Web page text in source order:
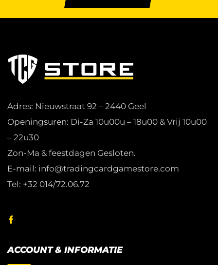
Adres: Nieuwstraat 92 – 2440 Geel
Openingsuren: Di-Za 10u00u – 18u00 & Vrij 10u00
– 22u30
Zon-Ma & feestdagen Gesloten.
E-mail: info@tradingcardgamestore.com
Tel: +32 014/72.06.72
ACCOUNT & INFORMATIE